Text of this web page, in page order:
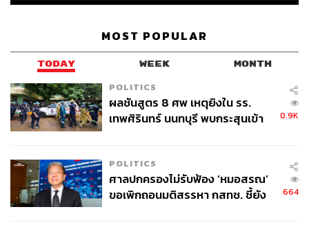
MOST POPULAR
TODAY WEEK MONTH
POLITICS
ผลชันสูตร 8 ศพ เหตุยิงใน รร.
เทพศิรินทร์ นนทบุรี พบกระสุนเข้า
0.9K
POLITICS
ศาลปกครองไม่รับฟ้อง ‘หมอสรณ’
ขอเพิกถอนมติสรรหา กสทช. ชี้ยัง
664